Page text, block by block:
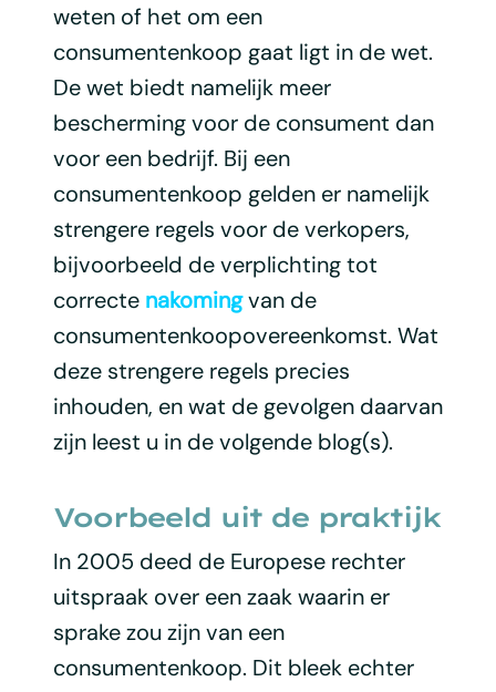
weten of het om een
consumentenkoop gaat ligt in de wet.
De wet biedt namelijk meer
bescherming voor de consument dan
voor een bedrijf. Bij een
consumentenkoop gelden er namelijk
strengere regels voor de verkopers,
bijvoorbeeld de verplichting tot
correcte nakomingvan de
consumentenkoopovereenkomst. Wat
deze strengere regels precies
inhouden, en wat de gevolgen daarvan
zijn leest u in de volgende blog(s).
Voorbeeld uit de praktijk
In 2005 deed de Europese rechter
uitspraak over een zaak waarin er
sprake zou zijn van een
consumentenkoop. Dit bleek echter